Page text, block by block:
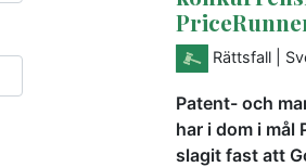
Rättsfall |
Patent- och
har i dom i mål
slagit fast att